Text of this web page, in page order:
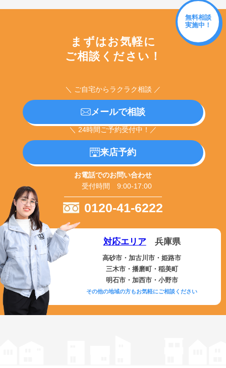
無料相談
実施中！
まずはお気軽に
ご相談ください！
＼ ご自宅からラクラク相談 ／
メールで相談
＼ 24時間ご予約受付中！／
来店予約
お電話でのお問い合わせ
受付時間 9:00-17:00
0120-41-6222
対応エリア兵庫県
高砂市・加古川市・姫路市
三木市・播磨町・稲美町
明石市・加西市・小野市
その他の地域の方もお気軽にご相談ください